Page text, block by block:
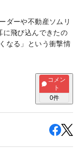
ダーや不動産ソムリ
に飛び込んできたの
なる」という衝撃情
コメン
ト
0件